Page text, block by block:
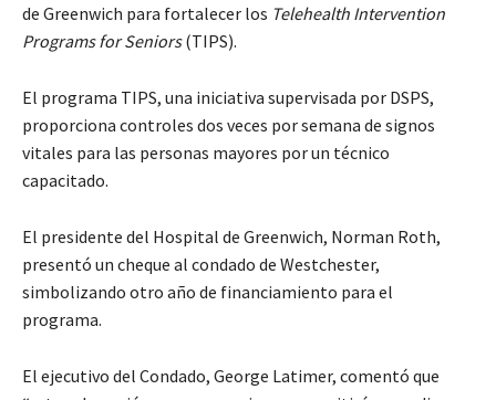
de Greenwich para fortalecer los Telehealth Intervention
Programs for Seniors(TIPS).
El programa TIPS, una iniciativa supervisada por DSPS,
proporciona controles dos veces por semana de signos
vitales para las personas mayores por un técnico
capacitado.
El presidente del Hospital de Greenwich, Norman Roth,
presentó un cheque al condado de Westchester,
simbolizando otro año de financiamiento para el
programa.
El ejecutivo del Condado, George Latimer, comentó que